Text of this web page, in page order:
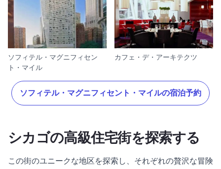
ソフィテル・マグニフィセン
ト・マイル
カフェ・デ・アーキテクツ
ソフィテル・マグニフィセント・マイルの宿泊予約
シカゴの高級住宅街を探索する
この街のユニークな地区を探索し、それぞれの贅沢な冒険